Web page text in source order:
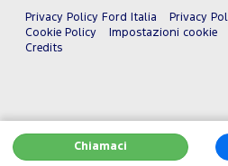
Chiamaci
Privacy Policy Ford Italia
Privacy
Cookie Policy
Impostazioni cookie
Credits